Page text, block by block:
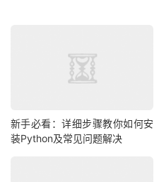
新手必看：详细步骤教你如何安
装Python及常见问题解决